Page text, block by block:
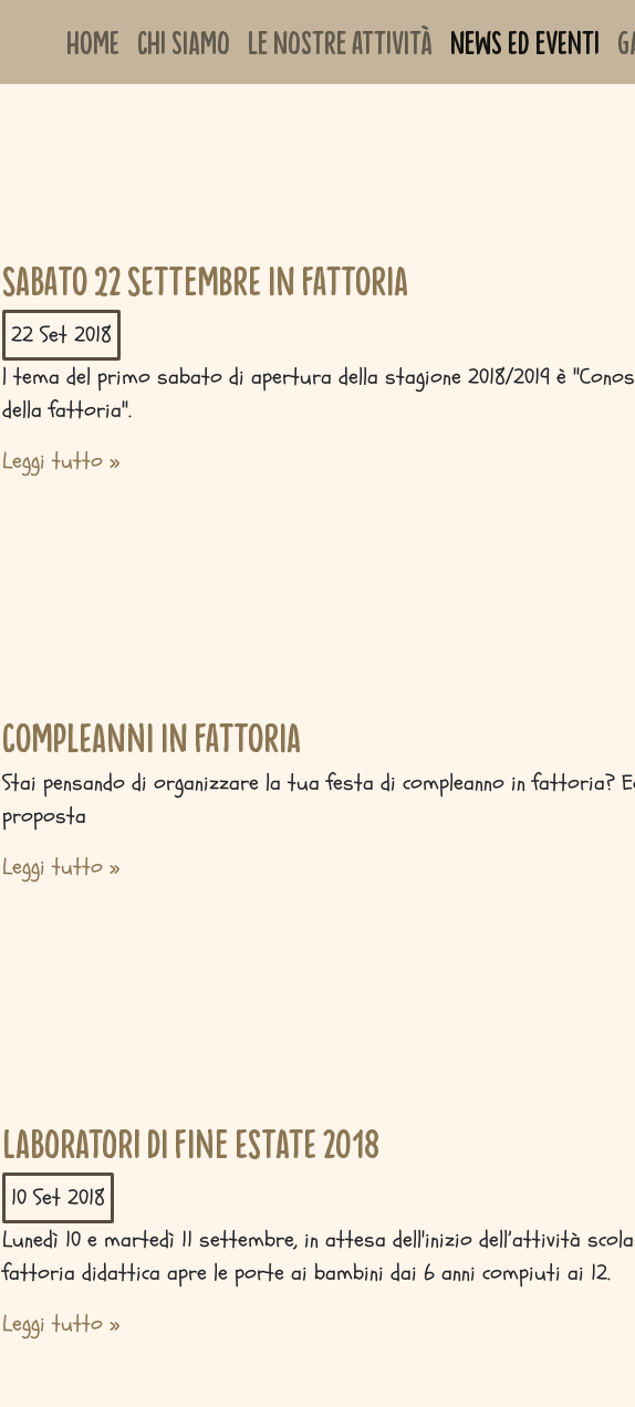
Home Chi siamo Le nostre attività News ed Eventi
Sabato 22 settembre in fattoria
22 Set 2018
l tema del primo sabato di apertura della stagione 2018/2019 è
della fattoria".
Leggi tutto »
Compleanni in fattoria
Stai pensando di organizzare la tua festa di compleanno in fattoria?
proposta
Leggi tutto »
Laboratori di fine estate 2018
10 Set 2018
Lunedì 10 e martedì 11 settembre, in attesa dell'inizio dell’attività
fattoria didattica apre le porte ai bambini dai 6 anni compiuti ai 12.
Leggi tutto »